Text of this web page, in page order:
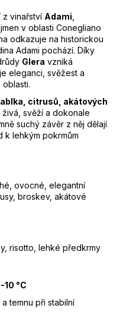
z vinařství Adami
v oblasti Conegliano
odkazuje na historickou
Adami pochází. Díky
Glera vzniká
eleganci, svěžest a
citrusů, akátových
živá, svěží a dokonale
suchý závěr z něj dělají
k lehkým pokrmům
ovocné, elegantní
broskev, akátové
risotto, lehké předkrmy
10 °C
temnu při stabilní